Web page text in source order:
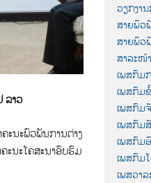
ລາວ
ນະພົວພັນການຕ່າງ
ະນະໂຄສະນາອົບຮົມ
ວຽກງາ
ສາຍພົວ
ສາຍພົວ
ສາລະໜ້
ເພສກົມ
ເພສກົມ
ເພສກົມ
ເພສກົມ
ເພສກົມ
ເພສກົມ
ເພສວາ